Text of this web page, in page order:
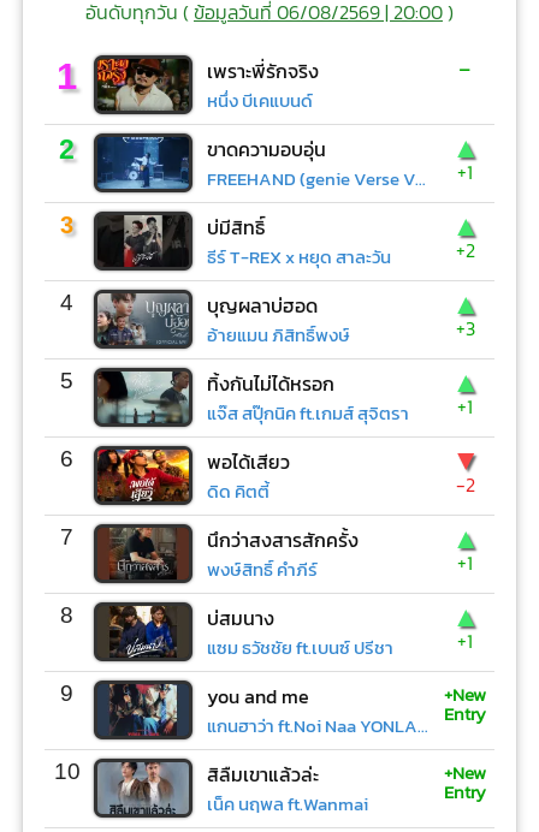
อันดับทุกวัน (ข้อมูลวันที่ 06/08/2569 | 20:00)
1 เพราะพี่รักจริง
หนึ่ง บีเคแบนด์
-
2 ขาดความอบอุ่น
FREEHAND (genie Verse Vol.1)
▲
+1
3 บ่มีสิทธิ์
ธีร์ T-REX x หยุด สาละวัน
▲
+2
4 บุญผลาบ่ฮอด
อ้ายแมน ภิสิทธิ์พงษ์
▲
+3
5 ทิ้งกันไม่ได้หรอก
แจ๊ส สปุ๊กนิค ft.เกมส์ สุจิตรา
▲
+1
6 พอได้เสียว
ดิด คิตตี้
▼
-2
7 นึกว่าสงสารสักครั้ง
พงษ์สิทธิ์ คำภีร์
▲
+1
8 บ่สมนาง
แซม ธวัชชัย ft.เบนซ์ ปรีชา
▲
+1
9 you and me
แกนฮาว่า ft.Noi Naa YONLAPA
+New
Entry
10 สิลืมเขาแล้วล่ะ
เน็ค นฤพล ft.Wanmai
+New
Entry